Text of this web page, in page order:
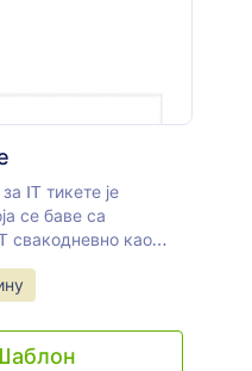
IT тикете је
се баве са
свакодневно као
мреже на разним
користити
на сваком систему
информација.